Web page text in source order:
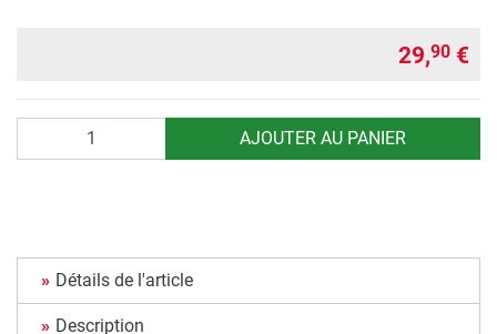
29,90 €
AJOUTER AU PANIER
Détails de l'article
Description